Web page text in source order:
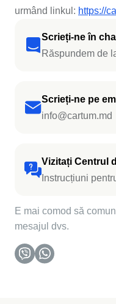
Scrieți-ne în
Răspundem de
Scrieți-ne pe
info@cartum.md
Vizitați Centrul
Instrucțiuni
E mai comod să
mesajul dvs.
urmând linkul: https://